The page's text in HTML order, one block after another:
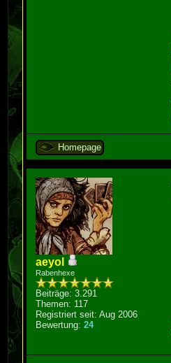
Homepage
aeyol
Rabenhexe
Beiträge: 3.291
Themen: 117
Registriert seit: Aug 2006
Bewertung:24